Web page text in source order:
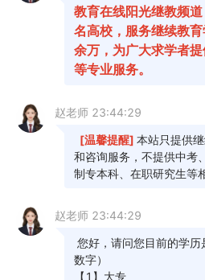
程、电子信息工程、交通运
报名资格，详情请咨询有关
5.报考期间请考生注意
信内提示完成有关操作；
6.交费前，考生须认真
程等是否正确，报考课程一
支付的报名考务费不予退还；
7.根据天津市发展和改